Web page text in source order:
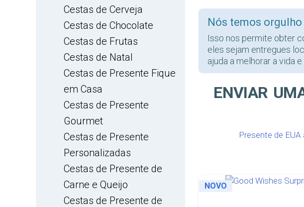
Cestas de Cerveja
Cestas de Chocolate
Cestas de Frutas
Cestas de Natal
Cestas de Presente Fique
em Casa
Cestas de Presente
Gourmet
Cestas de Presente
Personalizadas
Cestas de Presente de
Carne e Queijo
Cestas de Presente de
Nós temos
Isso nos permite obter
eles sejam entregues
ajuda a melhorar a vida
ENVIAR
Presente de
NOVO